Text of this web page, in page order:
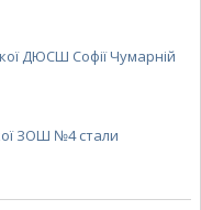
ДЮСШ Софії Чумарній
ЗОШ №4 стали